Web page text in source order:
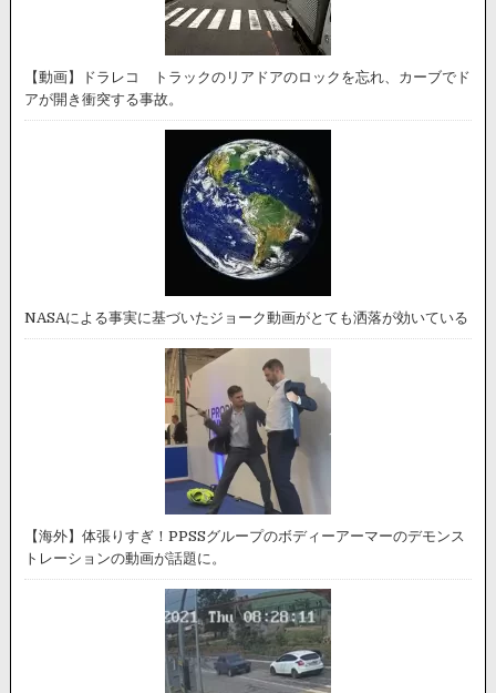
【動画】ドラレコ トラックのリアドアのロックを忘れ、カーブでド
アが開き衝突する事故。
NASAによる事実に基づいたジョーク動画がとても洒落が効いている
【海外】体張りすぎ！PPSSグループのボディーアーマーのデモンス
トレーションの動画が話題に。